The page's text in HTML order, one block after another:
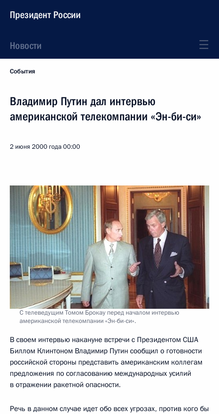
Президент России
Новости
События
Владимир Путин дал интервью
американской телекомпании «Эн-би-си»
2 июня 2000 года00:00
С телеведущим Томом Брокау перед началом интервью
американской телекомпании «Эн-би-си».
В своем интервью накануне встречи с Президентом США
Биллом Клинтоном Владимир Путин сообщил о готовности
российской стороны представить американским коллегам
предложения по согласованию международных усилий
в отражении ракетной опасности.
Речь в данном случае идет обо всех угрозах, против кого бы